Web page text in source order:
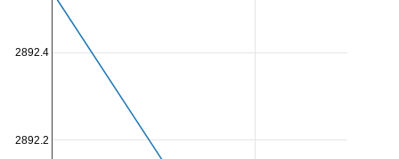
2892.2
2892.4